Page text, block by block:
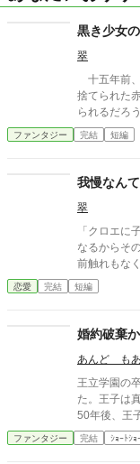
黒き少女
翠
十五年前
捨てられた
られるだろ
親に捨てら
律する。 「自分たちでやったことの後始末は、自分たちでしない
とも、アイラの強さなの
胸に生きる
ファンタジー 完結 短編
我慢なん
翠
「クロエに
なるからそのつもりで
前触れもな
間”の契約を終わらせ
とはしない。
切り捨てて
恋愛 完結 短編
婚約破棄
あんど もあ
王立学園の
た。王子は
50年後、王
事に。そこ
ファンタジー 完結 ｼｮｰﾄｼｮ